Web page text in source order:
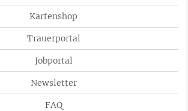
Kartenshop
Trauerportal
Jobportal
Newsletter
FAQ